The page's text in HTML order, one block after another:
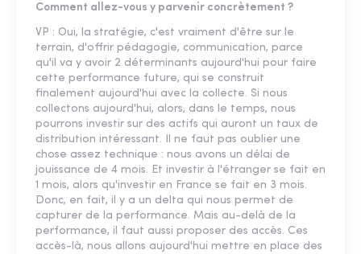
Comment allez-vous y parvenir concrètement ?
VP : Oui, la stratégie, c'est vraiment d'être sur le
terrain, d'offrir pédagogie, communication, parce
qu'il va y avoir 2 déterminants aujourd'hui pour faire
cette performance future, qui se construit
finalement aujourd'hui avec la collecte. Si nous
collectons aujourd'hui, alors, dans le temps, nous
pourrons investir sur des actifs qui auront un taux de
distribution intéressant. Il ne faut pas oublier une
chose assez technique : nous avons un délai de
jouissance de 4 mois. Et investir à l'étranger se fait en
1 mois, alors qu'investir en France se fait en 3 mois.
Donc, en fait, il y a un delta qui nous permet de
capturer de la performance. Mais au-delà de la
performance, il faut aussi proposer des accès. Ces
accès-là, nous allons aujourd'hui mettre en place des